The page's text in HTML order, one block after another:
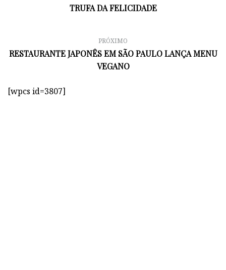
TRUFA DA FELICIDADE
PRÓXIMO
RESTAURANTE JAPONÊS EM SÃO PAULO LANÇA MENU
VEGANO
[wpcs id=3807]